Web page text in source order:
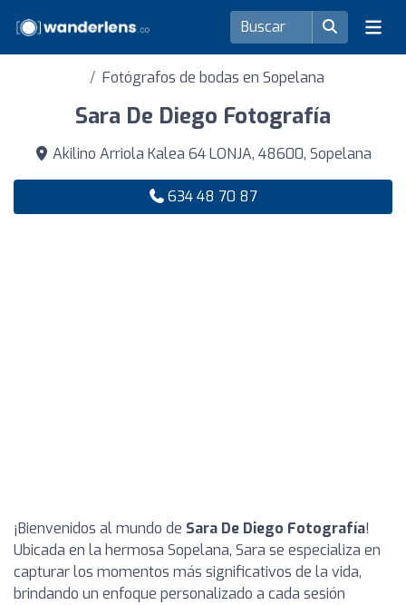
Fotógrafos de bodas en Sopelana
Sara De Diego Fotografía
Akilino Arriola Kalea 64 LONJA, 48600, Sopelana
634 48 70 87
¡Bienvenidos al mundo de Sara De Diego Fotografía!
Ubicada en la hermosa Sopelana, Sara se especializa en
capturar los momentos más significativos de la vida,
brindando un enfoque personalizado a cada sesión